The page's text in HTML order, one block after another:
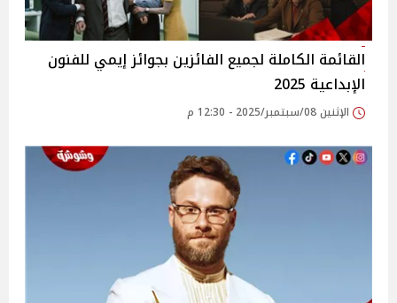
القائمة الكاملة لجميع الفائزين بجوائز إيمي للفنون
الإبداعية 2025
الإثنين 08/سبتمبر/2025 - 12:30 م